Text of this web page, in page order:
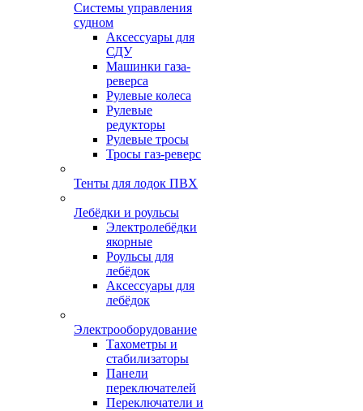
Системы управления
судном
Аксессуары для
СДУ
Машинки газа-
реверса
Рулевые колеса
Рулевые
редукторы
Рулевые тросы
Тросы газ-реверс
Тенты для лодок ПВХ
Лебёдки и роульсы
Электролебёдки
якорные
Роульсы для
лебёдок
Аксессуары для
лебёдок
Электрооборудование
Тахометры и
стабилизаторы
Панели
переключателей
Переключатели и